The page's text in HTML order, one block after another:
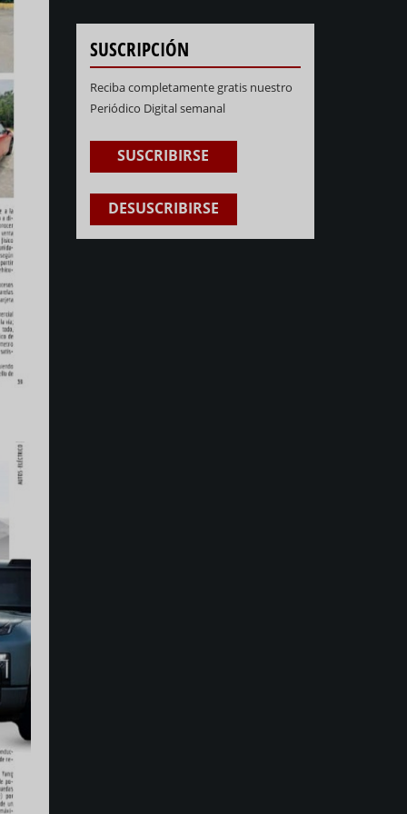
SUSCRIPCIÓN
Reciba completamente gratis nuestro
Periódico Digital semanal
SUSCRIBIRSE
DESUSCRIBIRSE